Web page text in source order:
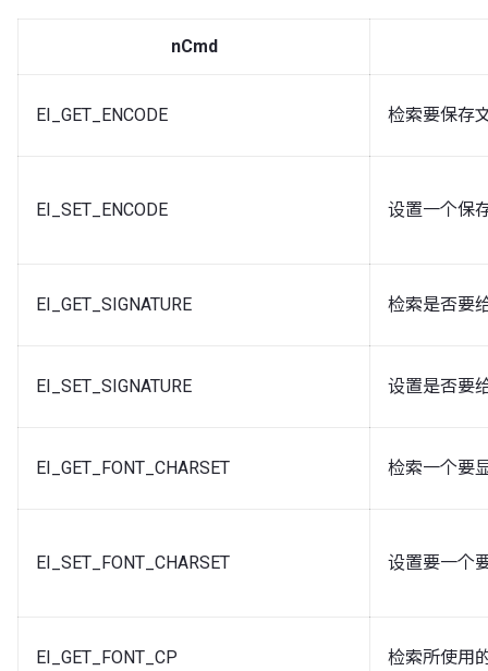
nCmd
EI_GET_ENCODE 检索要保存
EI_SET_ENCODE 设置一个保
EI_GET_SIGNATURE 检索是否要
EI_SET_SIGNATURE 设置是否要
EI_GET_FONT_CHARSET 检索一个要
EI_SET_FONT_CHARSET 设置要一个
EI_GET_FONT_CP 检索所使用